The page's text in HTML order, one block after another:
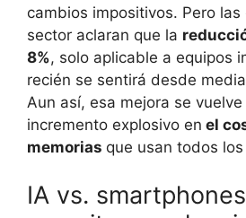
cambios impositivos. Pero las
sector aclaran que la
8%, solo aplicable a equipos
recién se sentirá desde
Aun así, esa mejora se
incremento explosivo en el
memorias que usan todos
IA vs.